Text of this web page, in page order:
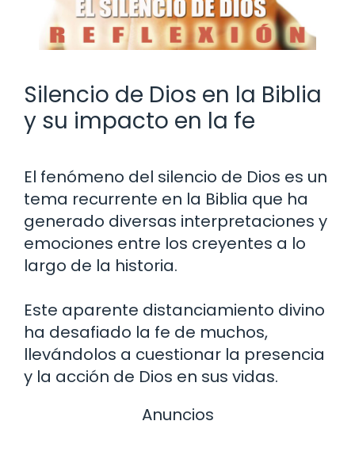
Silencio de Dios en la Biblia
y su impacto en la fe
El fenómeno del silencio de Dios es un
tema recurrente en la Biblia que ha
generado diversas interpretaciones y
emociones entre los creyentes a lo
largo de la historia.
Este aparente distanciamiento divino
ha desafiado la fe de muchos,
llevándolos a cuestionar la presencia
y la acción de Dios en sus vidas.
Anuncios